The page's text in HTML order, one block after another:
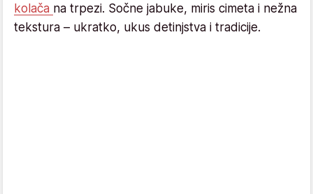
kolača na trpezi. Sočne jabuke, miris cimeta i nežna
tekstura – ukratko, ukus detinjstva i tradicije.